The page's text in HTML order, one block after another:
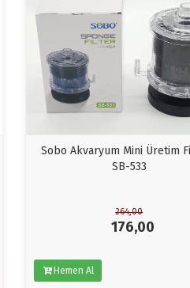
Sobo Akvaryum Mini Üretim
SB-533
264,00
176,00
Hemen Al